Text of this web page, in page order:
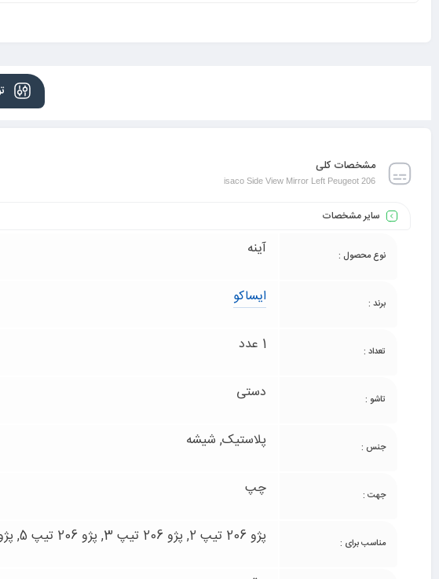
مشخصات کلی
isaco Side View Mirror Left Peugeot 206
سایر مشخصات
نوع محصول : آینه
برند : ایساکو
تعداد : 1 عدد
تاشو : دستی
جنس : پلاستیک, شیشه
جهت : چپ
مناسب برای : پژو 206 تیپ 2, پژو 206 تیپ 3, پژو 206 تیپ 5, پژو 206 تیپ 6